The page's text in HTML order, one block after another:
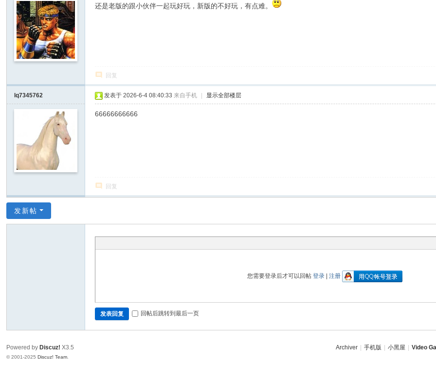
还是老版的跟小伙伴一起玩好玩，新版的不好玩，有点难。
回复
lq7345762 发表于 2026-6-4 08:40:33 来自手机 显示全部楼层
66666666666
回复
发新帖
您需要登录后才可以回帖 登录| 注册
发表回复 回帖后跳转到最后一页
Archiver 手机版 小黑屋 Video
Powered by Discuz! X3.5
© 2001-2025Discuz! Team